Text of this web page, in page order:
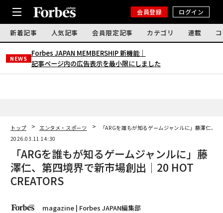
会員登録 ログイン
新着記事 人気記事 会員限定記事 カテゴリ 連載
NEWS
Forbes JAPAN MEMBERSHIP 新機能｜
記事ページ内の広告表示を最小限にしました
トップ エンタメ・スポーツ
「ARGを誰もが知るゲームジャンルに」藤澤仁
2026.03.11 14:30
「ARGを誰もが知るゲームジャンルに」藤
澤仁、第四境界で新市場創出│20 HOT
CREATORS
magazine | Forbes JAPAN編集部